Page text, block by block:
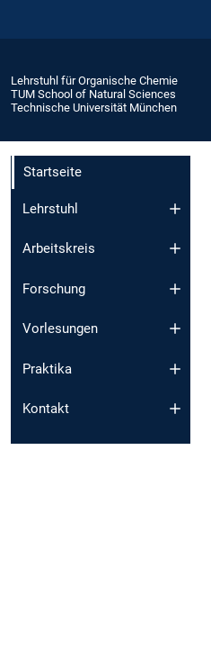
Lehrstuhl für Organische Chemie
TUM School of Natural Sciences
Technische Universität München
Startseite
Lehrstuhl
Arbeitskreis
Forschung
Vorlesungen
Praktika
Kontakt